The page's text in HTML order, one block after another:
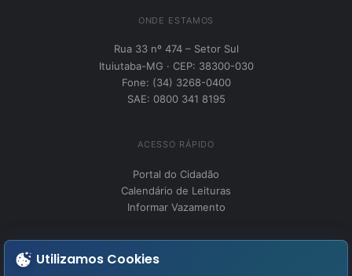
ONDE ESTAMOS
Rua 33 nº 474 – Setor Sul
Ituiutaba-MG · CEP: 38300-030
Fone: (34) 3268-0400
SAE: 0800 341 8195
ACESSO RÁPIDO
Portal do Cidadão
Calendário de Leituras
Informar Vazamento
Utilizamos Cookies